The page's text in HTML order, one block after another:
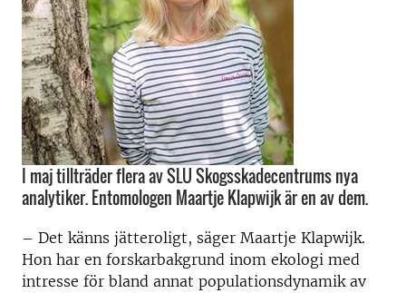
I maj tillträder flera av SLU Skogsskadecentrums nya
analytiker. Entomologen Maartje Klapwijk är en av dem.
– Det känns jätteroligt, säger Maartje Klapwijk.
Hon har en forskarbakgrund inom ekologi med
intresse för bland annat populationsdynamik av